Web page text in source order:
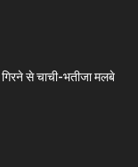
गिरने से चाची-भतीजा मलबे